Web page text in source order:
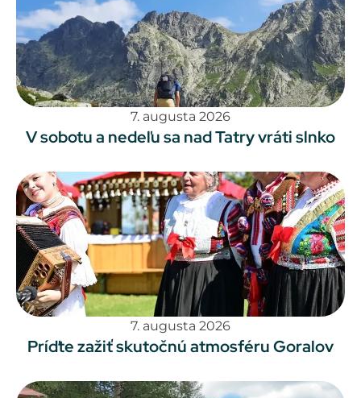
7. augusta 2026
V sobotu a nedeľu sa nad Tatry vráti slnko
7. augusta 2026
Príďte zažiť skutočnú atmosféru Goralov